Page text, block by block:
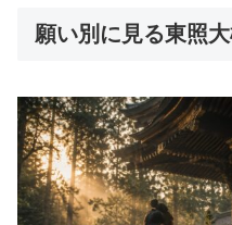
願い別に見る東照